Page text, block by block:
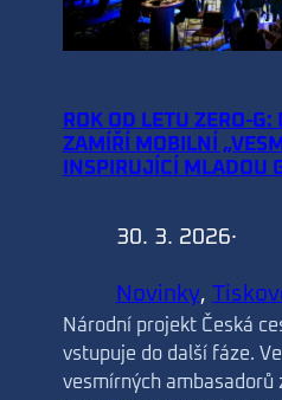
ROK OD LETU ZERO-G:
ZAMÍŘÍ MOBILNÍ
INSPIRUJÍCÍ MLADOU
30. 3. 2026·
Novinky,
Národní projekt Česká
vstupuje do další fáze.
vesmírných ambasadorů